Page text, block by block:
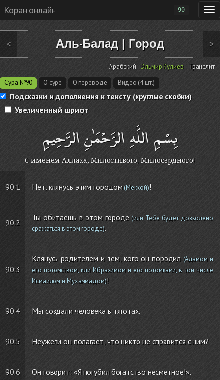
Коран онлайн 90
< Аль-Балад| Город >
Сура №90 О суре О переводе Видео (4 шт.)
Арабский Эльмир Кулиев Транслит
Подсказки и дополнения к тексту (круглые скобки)
Увеличенный шрифт
بِسْمِ اللَّهِ الرَّحْمَٰنِ الرَّحِيمِ
С именем Аллаха, Милостивого, Милосердного!
90:1 Нет, клянусь этим городом(Меккой)!
90:2
Ты обитаешь в этом городе(или Тебе будет дозволено
сражаться в этом городе).
90:3
Клянусь родителем и тем, кого он породил (Адамом и
его потомством, или Ибрахимом и его потомками, в том числе
Исмаилом и Мухаммадом)!
90:4 Мы создали человека в тяготах.
90:5 Неужели он полагает, что никто не справится с ним?
90:6 Он говорит: «Я погубил богатство несметное!».